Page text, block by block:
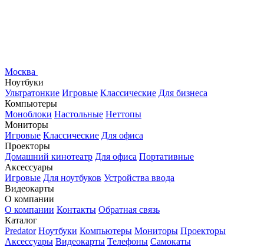
Москва
Ноутбуки
Ультратонкие Игровые Классические Для бизнеса
Компьютеры
Моноблоки Настольные Неттопы
Мониторы
Игровые Классические Для офиса
Проекторы
Домашний кинотеатр Для офиса Портативные
Аксессуары
Игровые Для ноутбуков Устройства ввода
Видеокарты
О компании
О компании Контакты Обратная связь
Каталог
Predator Ноутбуки Компьютеры Мониторы Проекторы
Аксессуары Видеокарты Телефоны Самокаты